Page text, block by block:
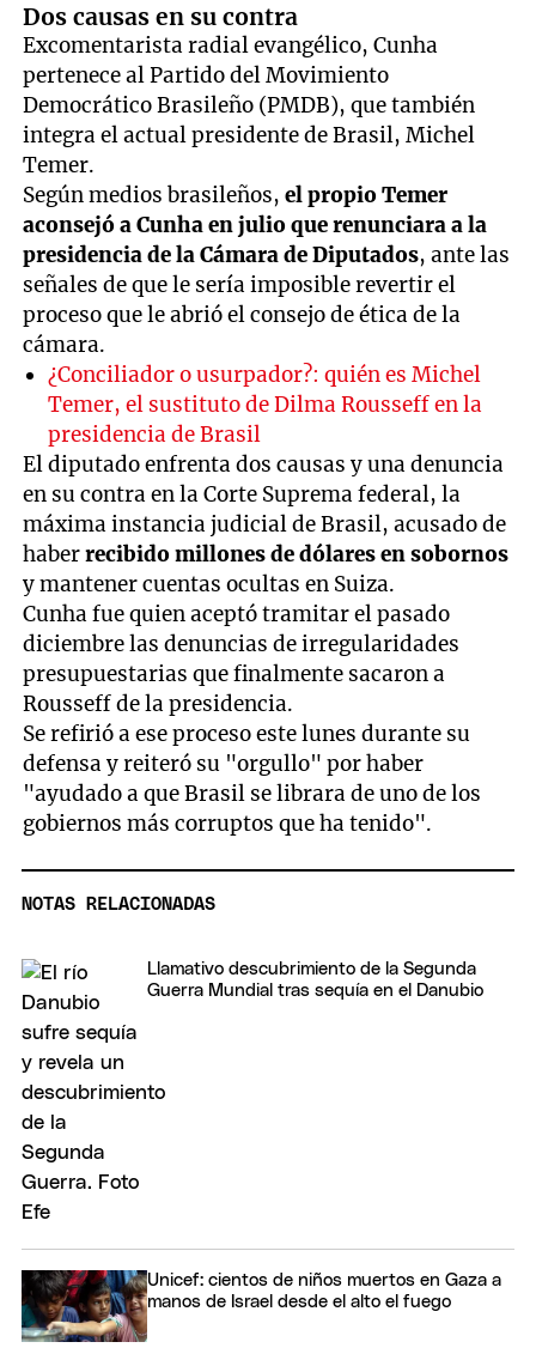
Dos causas en su contra
Excomentarista radial evangélico, Cunha
pertenece al Partido del Movimiento
Democrático Brasileño (PMDB), que también
integra el actual presidente de Brasil, Michel
Temer.
Según medios brasileños,el propio Temer
aconsejó a Cunha en julio que renunciara a la
presidencia dela Cámara deDiputados, ante las
señales de que le sería imposible revertir el
proceso que le abrió el consejo de ética de la
cámara.
¿Conciliador o usurpador?: quién es Michel
Temer, el sustituto de Dilma Rousseff en la
presidencia de Brasil
El diputado enfrenta dos causas y una denuncia
en su contra en la Corte Suprema federal, la
máxima instancia judicial de Brasil, acusado de
haberrecibido millones de dólares en sobornos
y mantener cuentas ocultas en Suiza.
Cunha fue quien aceptó tramitar el pasado
diciembre las denuncias de irregularidades
presupuestarias que finalmente sacaron a
Rousseff de la presidencia.
Se refirió a ese proceso este lunes durante su
defensa y reiteró su "orgullo" por haber
"ayudado a que Brasil se librara de uno de los
gobiernos más corruptos que ha tenido".
NOTAS RELACIONADAS
Llamativo descubrimiento de la Segunda
Guerra Mundial tras sequía en el Danubio
Unicef: cientos de niños muertos en Gaza a
manos de Israel desde el alto el fuego